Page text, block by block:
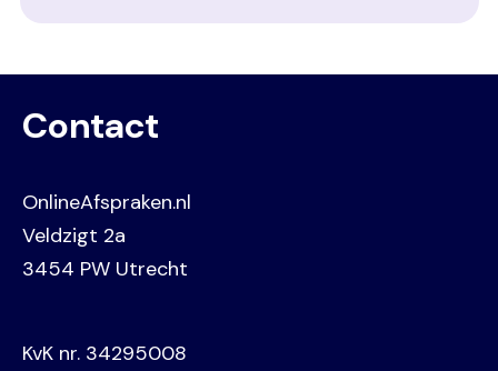
Contact
OnlineAfspraken.nl
Veldzigt 2a
3454 PW Utrecht
KvK nr. 34295008